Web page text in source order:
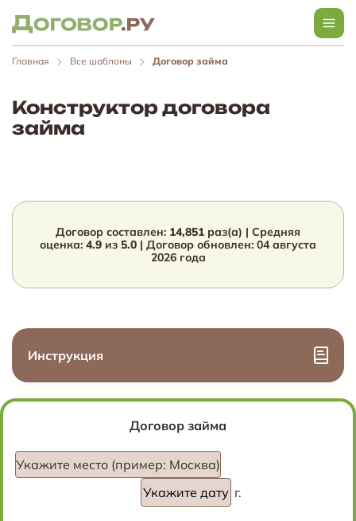
Главная Все шаблоны Договор займа
Конструктор договора
займа
Договор составлен: 14,851 раз(а) | Средняя
оценка: 4.9 из 5.0 | Договор обновлен: 04 августа
2026года
Инструкция
Договор займа
Укажите место (пример: Москва)
г.